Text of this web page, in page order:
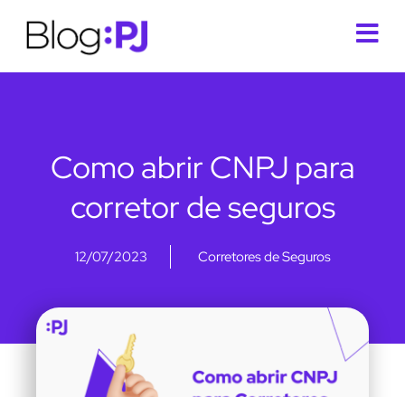
Como abrir CNPJ para
corretor de seguros
12/07/2023 Corretores de Seguros